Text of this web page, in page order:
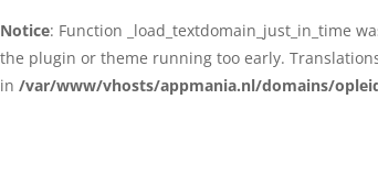
Notice: Function _load_textdomain_just_in_time
the plugin or theme running too early.
in /var/www/vhosts/appmania.nl/domains/